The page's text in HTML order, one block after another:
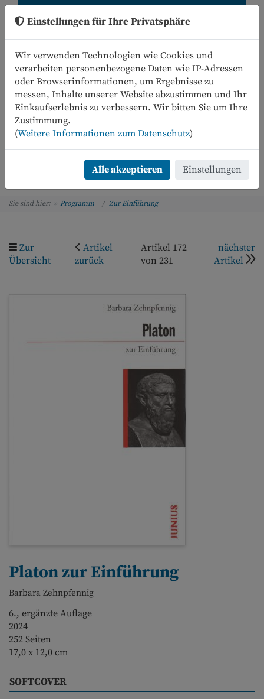
Einstellungen für Ihre Privatsphäre
Wir verwenden Technologien wie Cookies und
verarbeiten personenbezogene Daten wie IP-Adressen
oder Browserinformationen, um Ergebnisse zu
messen, Inhalte unserer Website abzustimmen und Ihr
Einkaufserlebnis zu verbessern. Wir bitten Sie um Ihre
Zustimmung.
(Weitere Informationen zum Datenschutz)
Alle akzeptieren Einstellungen
0
Menü
Sie sind hier: Programm Zur Einführung
Zur
Übersicht
Artikel
zurück
Artikel 172
von 231
nächster
Artikel
Platon zur Einführung
Barbara Zehnpfennig
6., ergänzte Auflage
2024
252 Seiten
17,0 x 12,0 cm
SOFTCOVER